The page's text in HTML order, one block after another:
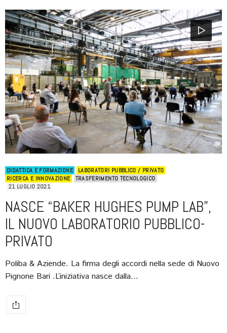
DIDATTICA E FORMAZIONE
LABORATORI PUBBLICO / PRIVATO
RICERCA E INNOVAZIONE
TRASFERIMENTO TECNOLOGICO
21 LUGLIO 2021
NASCE “BAKER HUGHES PUMP LAB”,
IL NUOVO LABORATORIO PUBBLICO-
PRIVATO
Poliba & Aziende. La firma degli accordi nella sede di Nuovo
Pignone Bari .L’iniziativa nasce dalla…